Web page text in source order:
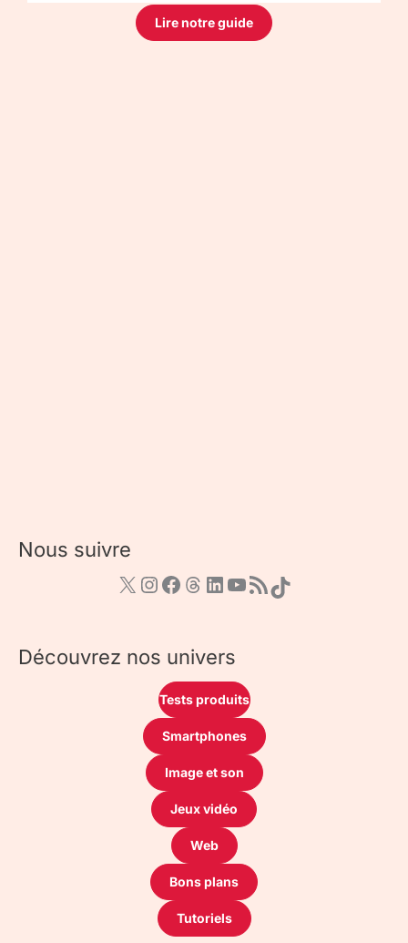
Lire notre guide
Nous suivre
Découvrez nos univers
Tests produits
Smartphones
Image et son
Jeux vidéo
Web
Bons plans
Tutoriels